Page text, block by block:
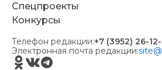
Спецпроекты
Конкурсы
Телефон редакции:+7 (3952) 26-
Электронная почта редакции: